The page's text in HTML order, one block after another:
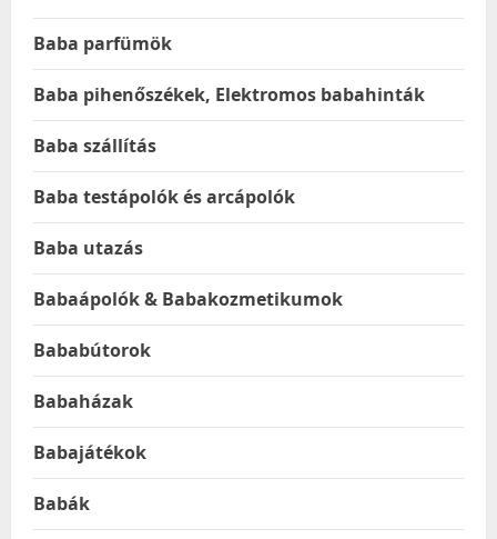
Baba parfümök
Baba pihenőszékek, Elektromos babahinták
Baba szállítás
Baba testápolók és arcápolók
Baba utazás
Babaápolók & Babakozmetikumok
Bababútorok
Babaházak
Babajátékok
Babák